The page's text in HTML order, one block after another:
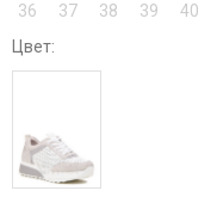
36
37 38 39 40
Цвет: